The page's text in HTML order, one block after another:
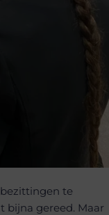
te
bijna gereed. Maar